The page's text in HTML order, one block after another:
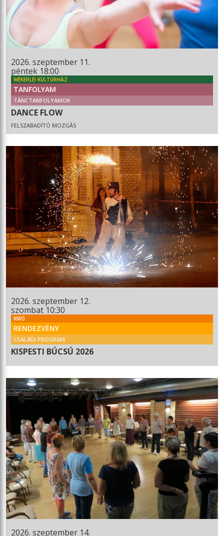
2026. szeptember 11.
péntek 18:00
WEKERLEI KULTÚRHÁZ
TANFOLYAM
TÁNCTANFOLYAMOK
DANCE FLOW
FELSZABADÍTÓ MOZGÁS
2026. szeptember 12.
szombat 10:30
KMO
RENDEZVÉNY
CSALÁDI PROGRAM
KISPESTI BÚCSÚ 2026
2026. szeptember 14.